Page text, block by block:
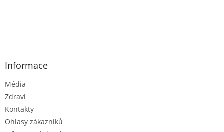
Informace
Média
Zdraví
Kontakty
Ohlasy zákazníků